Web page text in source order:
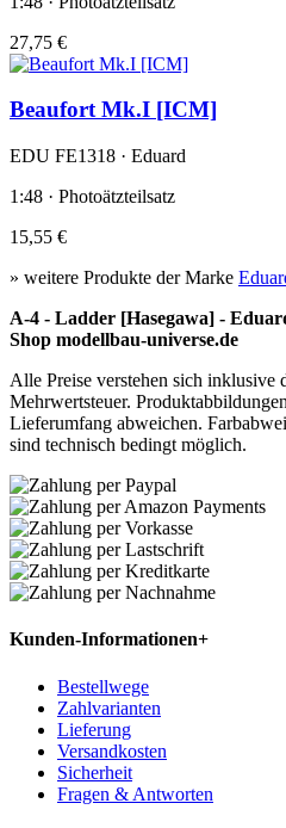
27,75 €
Beaufort Mk.I [ICM]
EDU FE1318 · Eduard
1:48 · Photoätzteilsatz
15,55 €
» weitere Produkte der Marke
A-4 - Ladder [Hasegawa] -
Shop modellbau-universe.de
Alle Preise verstehen sich inklusive
Mehrwertsteuer.
Lieferumfang abweichen.
sind technisch bedingt möglich.
Kunden-Informationen+
Bestellwege
Zahlvarianten
Lieferung
Versandkosten
Sicherheit
Fragen & Antworten